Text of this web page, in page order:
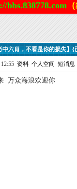
bbs.838778.com
六肖，不看是你的损失】{
资料 个人空间 短消息
万众海浪欢迎你